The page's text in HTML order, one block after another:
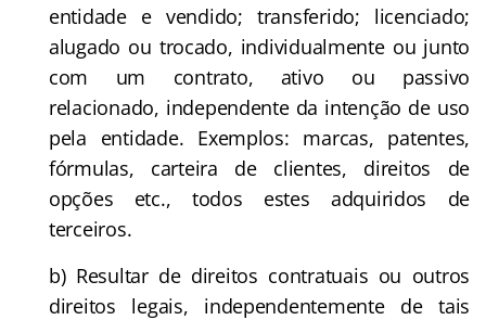
entidade e vendido; transferido; licenciado;
alugado ou trocado, individualmente ou junto
com um contrato, ativo ou passivo
relacionado, independente da intenção de uso
pela entidade. Exemplos: marcas, patentes,
fórmulas, carteira de clientes, direitos de
opções etc., todos estes adquiridos de
terceiros.
b) Resultar de direitos contratuais ou outros
direitos legais, independentemente de tais